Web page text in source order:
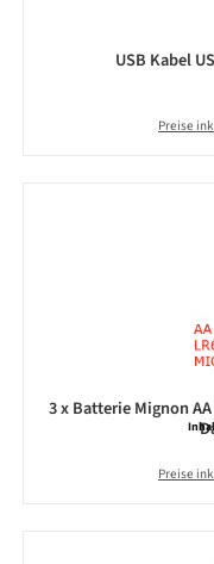
USB Kabel
Preise
3 x Batterie Mignon
Preise